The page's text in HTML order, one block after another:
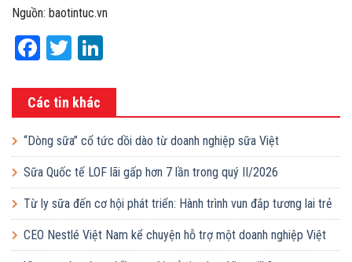
kết quả từ một nghiên cứu khoa học quy mô và bài bản như thế
này tiếp tục là cơ sở để ngày càng nhiều hơn nữa các bậc cha mẹ
lựa chọn sản phẩm như một giải pháp dinh dưỡng toàn diện cho bé.
TTDT
Nguồn: baotintuc.vn
Facebook
Twitter
LinkedIn
Các tin khác
“Dòng sữa” cổ tức dồi dào từ doanh nghiệp sữa Việt